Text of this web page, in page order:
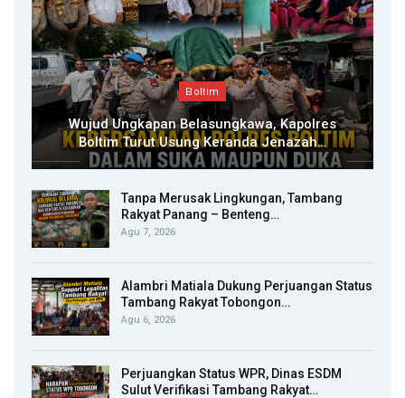
Boltim
Wujud Ungkapan Belasungkawa, Kapolres
Boltim Turut Usung Keranda Jenazah…
Tanpa Merusak Lingkungan, Tambang
Rakyat Panang – Benteng…
Agu 7, 2026
Alambri Matiala Dukung Perjuangan Status
Tambang Rakyat Tobongon…
Agu 6, 2026
Perjuangkan Status WPR, Dinas ESDM
Sulut Verifikasi Tambang Rakyat…